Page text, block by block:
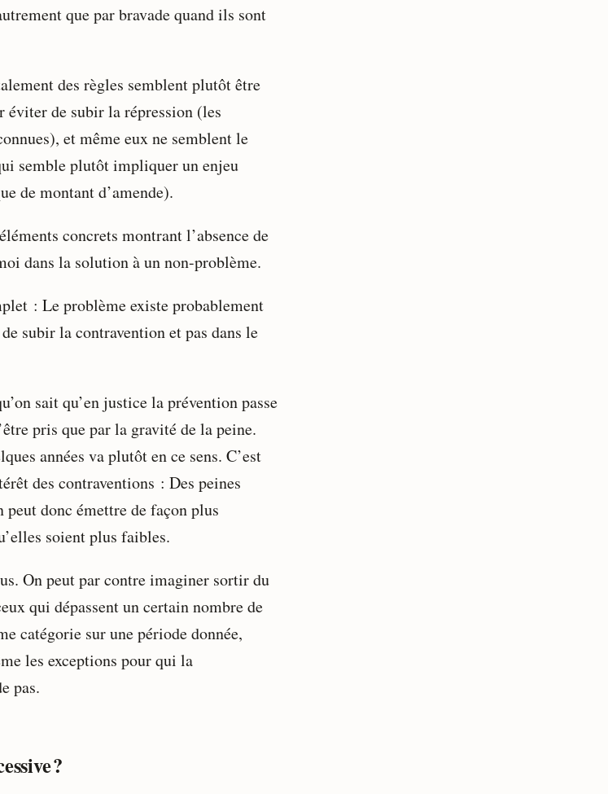
que par bravade quand ils sont
des règles semblent plutôt être
éviter de subir la répression (les
et même eux ne semblent le
semble plutôt impliquer un enjeu
de montant d’amende).
concrets montrant l’absence de
dans la solution à un non-problème.
: Le problème existe probablement
subir la contravention et pas dans le
sait qu’en justice la prévention passe
pris que par la gravité de la peine.
années va plutôt en ce sens. C’est
des contraventions : Des peines
peut donc émettre de façon plus
soient plus faibles.
On peut par contre imaginer sortir du
qui dépassent un certain nombre de
catégorie sur une période donnée,
les exceptions pour qui la
pas.
?